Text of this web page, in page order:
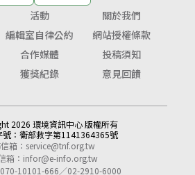
活動
關於我們
編輯室自律公約
網站授權條款
合作媒體
投稿須知
獲獎紀錄 意見回饋
2026 環境資訊中心 版權所有
： 衛部救字第1141364365號
箱： service@tnf.org.tw
箱： infor@e-info.org.tw
10101-666／02-2910-6000